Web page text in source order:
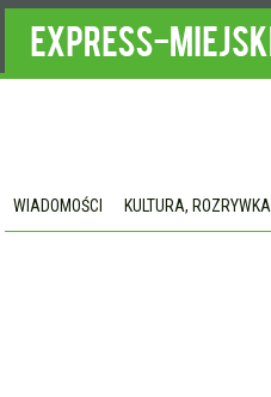
WIADOMOŚCI KULTURA, ROZRYWKA